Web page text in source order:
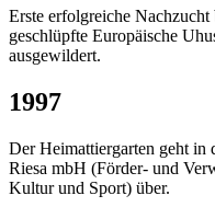
Erste erfolgreiche
geschlüpfte Europäische
ausgewildert.
1997
Der Heimattiergarten geht in
Riesa mbH (Förder- und
Kultur und Sport) über.